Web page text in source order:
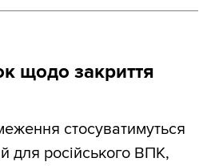
щодо закриття
стосуватимуться
для російського ВПК,